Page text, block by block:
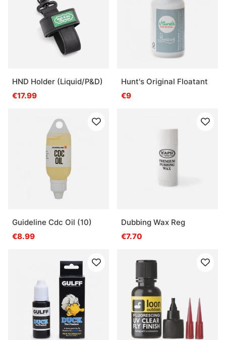
HND Holder (Liquid/P&D)
€17.99
Hunt's Original Floatant
€9
Guideline Cdc Oil (10)
€8.99
Dubbing Wax Reg
€7.70